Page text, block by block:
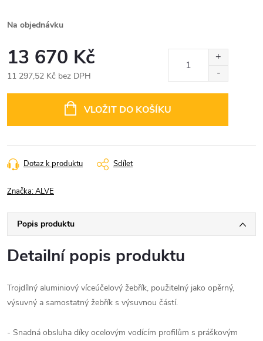
Na objednávku
13 670 Kč
11 297,52 Kč bez DPH
VLOŽIT DO KOŠÍKU
Dotaz k produktu Sdílet
Značka:ALVE
Popis produktu
Detailní popis produktu
Trojdílný aluminiový víceúčelový žebřík, použitelný jako opěrný,
výsuvný a samostatný žebřík s výsuvnou částí.
- Snadná obsluha díky ocelovým vodícím profilům s práškovým